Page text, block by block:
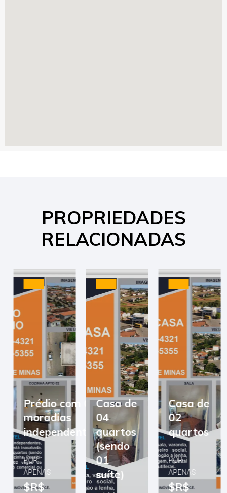
PROPRIEDADES
RELACIONADAS
Prédio com 03
moradias
independentes
POR
APENAS
$R$
Casa de
04
quartos
(sendo
01
suíte)
Casa de
02
quartos
POR
APENAS
$R$